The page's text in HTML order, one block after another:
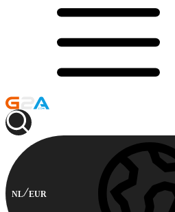
NL EUR